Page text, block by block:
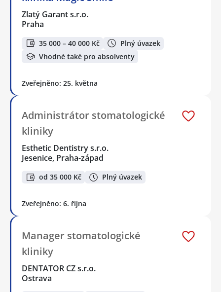
Zlatý Garant s.r.o.
Praha
35 000 – 40 000 Kč
Plný úvazek
Vhodné také pro absolventy
Zveřejněno: 25. května
Administrátor stomatologické
kliniky
Esthetic Dentistry s.r.o.
Jesenice, Praha-západ
od 35 000 Kč Plný úvazek
Zveřejněno: 6. října
Manager stomatologické
kliniky
DENTATOR CZ s.r.o.
Ostrava